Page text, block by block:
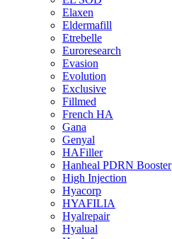
Elaxen
Eldermafill
Etrebelle
Euroresearch
Evasion
Evolution
Exclusive
Fillmed
French HA
Gana
Genyal
HAFiller
Hanheal PDRN Booster
High Injection
Hyacorp
HYAFILIA
Hyalrepair
Hyalual